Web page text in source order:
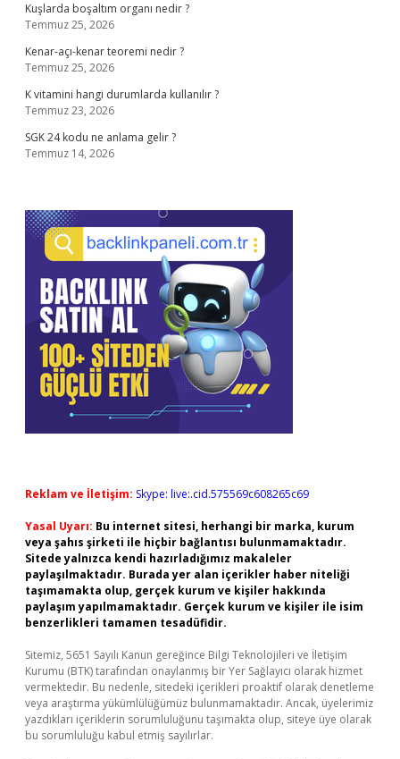
Kuşlarda boşaltım organı nedir ?
Temmuz 25, 2026
Kenar-açı-kenar teoremi nedir ?
Temmuz 25, 2026
K vitamini hangi durumlarda kullanılır ?
Temmuz 23, 2026
SGK 24 kodu ne anlama gelir ?
Temmuz 14, 2026
Reklam ve İletişim: Skype: live:.cid.575569c608265c69
Yasal Uyarı: Bu internet sitesi, herhangi bir marka, kurum
veya şahıs şirketi ile hiçbir bağlantısı bulunmamaktadır.
Sitede yalnızca kendi hazırladığımız makaleler
paylaşılmaktadır. Burada yer alan içerikler haber niteliği
taşımamakta olup, gerçek kurum ve kişiler hakkında
paylaşım yapılmamaktadır. Gerçek kurum ve kişiler ile isim
benzerlikleri tamamen tesadüfidir.
Sitemiz, 5651 Sayılı Kanun gereğince Bilgi Teknolojileri ve İletişim
Kurumu (BTK) tarafından onaylanmış bir Yer Sağlayıcı olarak hizmet
vermektedir. Bu nedenle, sitedeki içerikleri proaktif olarak denetleme
veya araştırma yükümlülüğümüz bulunmamaktadır. Ancak, üyelerimiz
yazdıkları içeriklerin sorumluluğunu taşımakta olup, siteye üye olarak
bu sorumluluğu kabul etmiş sayılırlar.